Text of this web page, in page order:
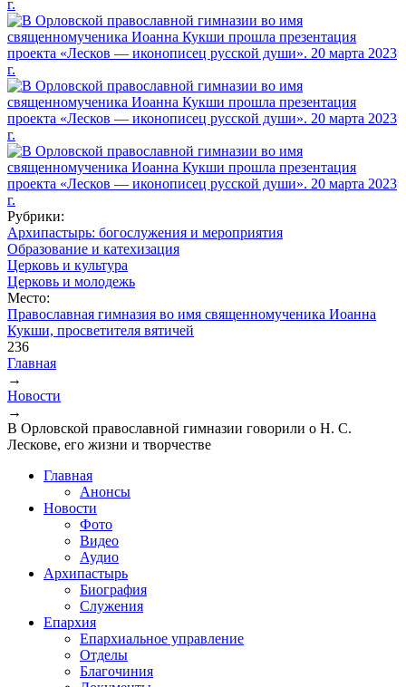
Рубрики:
Архипастырь: богослужения и мероприятия
Образование и катехизация
Церковь и культура
Церковь и молодежь
Место:
Православная гимназия во имя священномученика Иоанна
Кукши, просветителя вятичей
236
Вы здесь
Главная
→
Новости
→
В Орловской православной гимназии говорили о Н. С.
Лескове, его жизни и творчестве
Главная
Анонсы
Новости
Фото
Видео
Аудио
Архипастырь
Биография
Служения
Епархия
Епархиальное управление
Отделы
Благочиния